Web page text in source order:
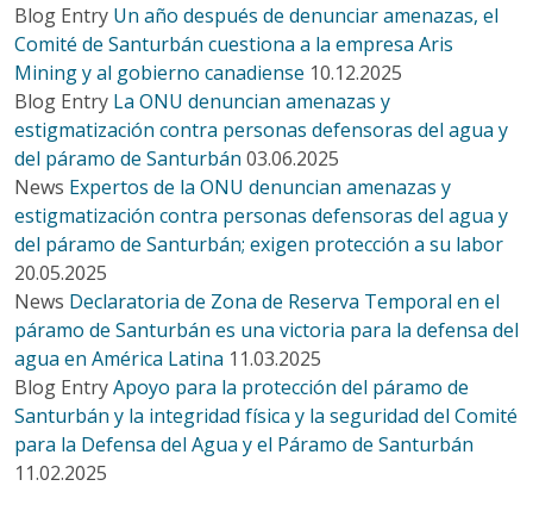
Blog Entry Un año después de denunciar amenazas, el
Comité de Santurbán cuestiona a la empresa Aris
Mining y al gobierno canadiense 10.12.2025
Blog Entry La ONU denuncian amenazas y
estigmatización contra personas defensoras del agua y
del páramo de Santurbán 03.06.2025
News Expertos de la ONU denuncian amenazas y
estigmatización contra personas defensoras del agua y
del páramo de Santurbán; exigen protección a su labor
20.05.2025
News Declaratoria de Zona de Reserva Temporal en el
páramo de Santurbán es una victoria para la defensa del
agua en América Latina 11.03.2025
Blog EntryApoyo para la protección del páramo de
Santurbán y la integridad física y la seguridad del Comité
para la Defensa del Agua y el Páramo de Santurbán
11.02.2025